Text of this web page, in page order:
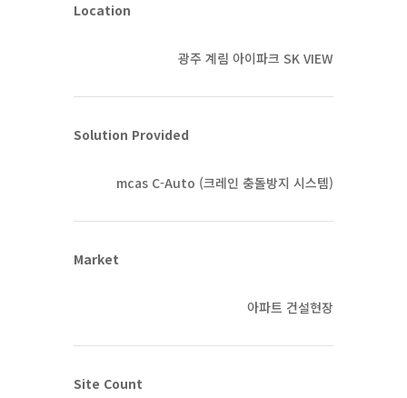
Location
광주 계림 아이파크 SK VIEW
Solution Provided
mcas C-Auto (크레인 충돌방지 시스템)
Market
아파트 건설현장
Site Count